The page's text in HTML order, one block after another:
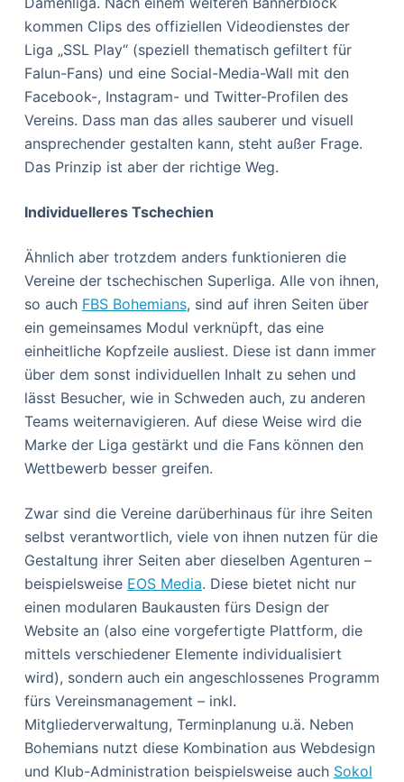
kommen Clips des offiziellen Videodienstes der
Liga „SSL Play“ (speziell thematisch gefiltert für
Falun-Fans) und eine Social-Media-Wall mit den
Facebook-, Instagram- und Twitter-Profilen des
Vereins. Dass man das alles sauberer und visuell
ansprechender gestalten kann, steht außer Frage.
Das Prinzip ist aber der richtige Weg.
Individuelleres Tschechien
Ähnlich aber trotzdem anders funktionieren die
Vereine der tschechischen Superliga. Alle von ihnen,
so auch FBS Bohemians, sind auf ihren Seiten über
ein gemeinsames Modul verknüpft, das eine
einheitliche Kopfzeile ausliest. Diese ist dann immer
über dem sonst individuellen Inhalt zu sehen und
lässt Besucher, wie in Schweden auch, zu anderen
Teams weiternavigieren. Auf diese Weise wird die
Marke der Liga gestärkt und die Fans können den
Wettbewerb besser greifen.
Zwar sind die Vereine darüberhinaus für ihre Seiten
selbst verantwortlich, viele von ihnen nutzen für die
Gestaltung ihrer Seiten aber dieselben Agenturen –
beispielsweise EOS Media. Diese bietet nicht nur
einen modularen Baukausten fürs Design der
Website an (also eine vorgefertigte Plattform, die
mittels verschiedener Elemente individualisiert
wird), sondern auch ein angeschlossenes Programm
fürs Vereinsmanagement – inkl.
Mitgliederverwaltung, Terminplanung u.ä. Neben
Bohemians nutzt diese Kombination aus Webdesign
und Klub-Administration beispielsweise auch Sokol